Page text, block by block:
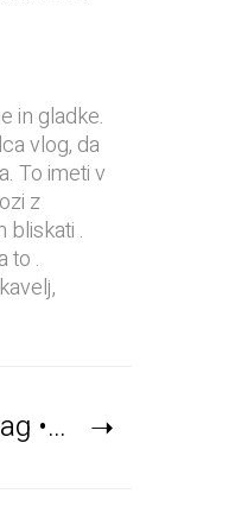
in gladke.
vlog, da
To imeti v
z
bliskati .
to .
Verifierade Vinnare Vinn Stort Varje Dag • Sweden casino gogo